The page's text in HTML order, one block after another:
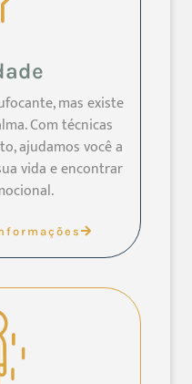
mas existe
Com técnicas
ajudamos você a
vida e encontrar